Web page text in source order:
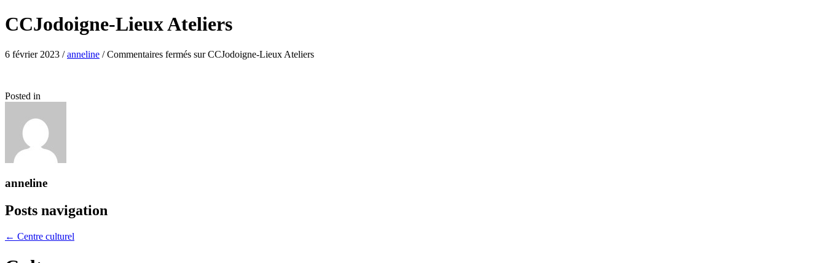
CCJodoigne-Lieux Ateliers
6 février 2023 /anneline /Commentaires fermés sur CCJodoigne-Lieux Ateliers
Posted in
anneline
Posts navigation
← Centre culturel